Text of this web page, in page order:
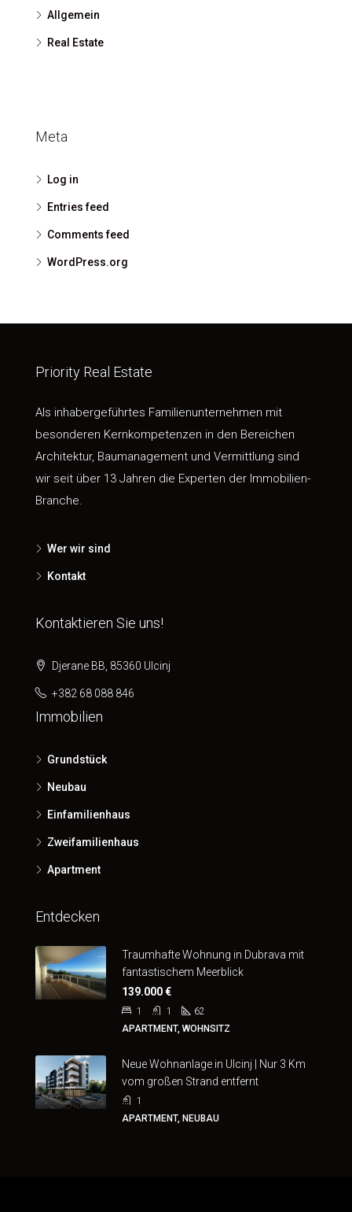
Allgemein
Real Estate
Meta
Log in
Entries feed
Comments feed
WordPress.org
Priority Real Estate
Als inhabergeführtes Familienunternehmen mit
besonderen Kernkompetenzen in den Bereichen
Architektur, Baumanagement und Vermittlung sind
wir seit über 13 Jahren die Experten der Immobilien-
Branche.
Wer wir sind
Kontakt
Kontaktieren Sie uns!
Djerane BB, 85360 Ulcinj
+382 68 088 846
Immobilien
Grundstück
Neubau
Einfamilienhaus
Zweifamilienhaus
Apartment
Entdecken
Traumhafte Wohnung in Dubrava mit
fantastischem Meerblick
139.000 €
1 1
62
APARTMENT, WOHNSITZ
Neue Wohnanlage in Ulcinj | Nur 3 Km
vom großen Strand entfernt
1
APARTMENT, NEUBAU